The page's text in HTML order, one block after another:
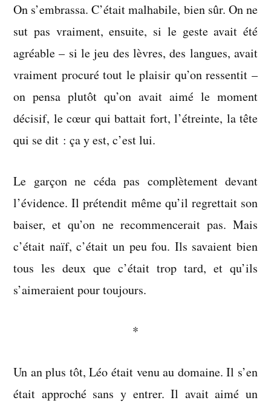
On s’embrassa. C’était malhabile, bien sûr. On ne
sut pas vraiment, ensuite, si le geste avait été
agréable – si le jeu des lèvres, des langues, avait
vraiment procuré tout le plaisir qu’on ressentit –
on pensa plutôt qu’on avait aimé le moment
décisif, le cœur qui battait fort, l’étreinte, la tête
qui se dit : ça y est, c’est lui.
Le garçon ne céda pas complètement devant
l’évidence. Il prétendit même qu’il regrettait son
baiser, et qu’on ne recommencerait pas. Mais
c’était naïf, c’était un peu fou. Ils savaient bien
tous les deux que c’était trop tard, et qu’ils
s’aimeraient pour toujours.
*
Un an plus tôt, Léo était venu au domaine. Il s’en
était approché sans y entrer. Il avait aimé un